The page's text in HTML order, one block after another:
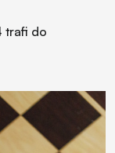
trafi do